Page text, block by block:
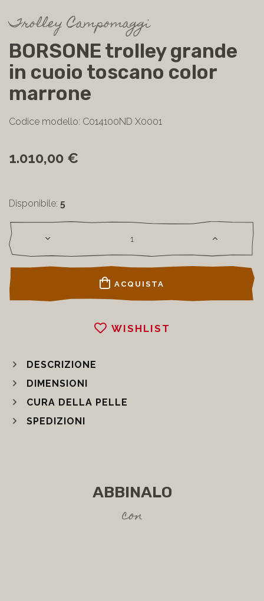
Trolley Campomaggi
BORSONE trolley grande
in cuoio toscano color
marrone
Codice modello: C014100ND X0001
1.010,00 €
Disponibile: 5
ACQUISTA
WISHLIST
DESCRIZIONE
DIMENSIONI
CURA DELLA PELLE
SPEDIZIONI
ABBINALO
con